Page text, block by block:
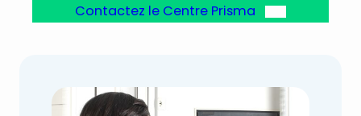
Contactez le Centre Prisma